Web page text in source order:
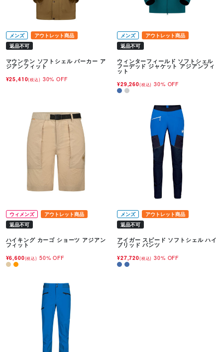
メンズ
アウトレット商品
返品不可
マウンテン ソフトシェル パーカー ア
ジアンフィット
¥25,410(税込) 30% OFF
メンズ
アウトレット商品
返品不可
ウィンターフィールド ソフトシェル
フーデッド ジャケット アジアンフィ
ット
¥29,260(税込) 30% OFF
ウィメンズ
アウトレット商品
返品不可
ハイキング カーゴ ショーツ アジアン
フィット
¥6,600(税込) 50% OFF
メンズ
アウトレット商品
返品不可
アイガー スピード ソフトシェル ハイ
ブリッド パンツ
¥27,720(税込) 30% OFF